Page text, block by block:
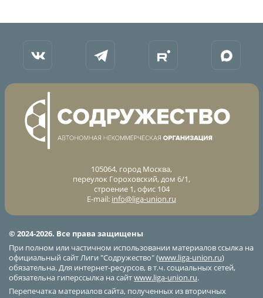
105064, город Москва,
переулок Гороховский, дом 6/1,
строение 1, офис 104
E-mail: info@liga-union.ru
© 2024-2026. Все права защищены
При полном или частичном использовании материалов ссылка на
официальный сайт Лиги "Содружество" (www.liga-union.ru)
обязательна. Для интернет-ресурсов, в т.ч. социальных сетей,
обязательна гиперссылка на сайтwww.liga-union.ru.
Перепечатка материалов сайта, полученных из вторичных